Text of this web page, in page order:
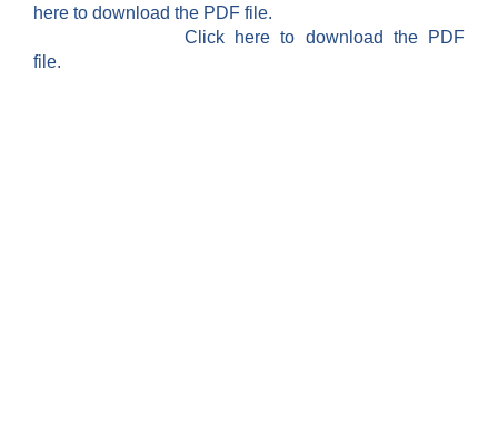
here to download the PDF file.
Click here to download the PDF
file.